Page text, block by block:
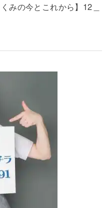
みの今とこれから】12＿